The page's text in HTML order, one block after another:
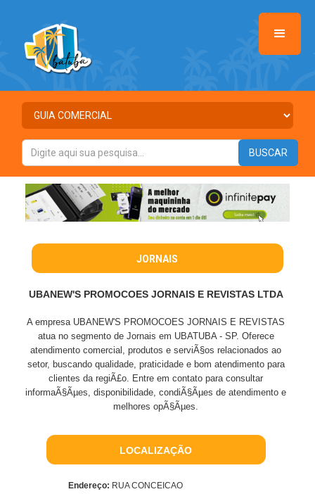
JORNAIS
UBANEW'S PROMOCOES JORNAIS E REVISTAS LTDA
A empresa UBANEW'S PROMOCOES JORNAIS E REVISTAS
atua no segmento de Jornais em UBATUBA - SP. Oferece
atendimento comercial, produtos e serviÃ§os relacionados ao
setor, buscando qualidade, praticidade e bom atendimento para
clientes da regiÃ£o. Entre em contato para consultar
informaÃ§Ãµes, disponibilidade, condiÃ§Ãµes de atendimento e
melhores opÃ§Ãµes.
LOCALIZAÇÃO
Endereço: RUA CONCEICAO